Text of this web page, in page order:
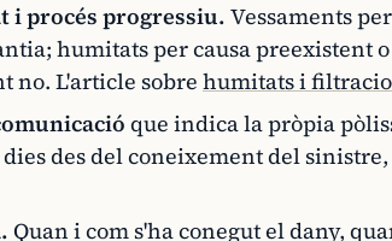
i procés progressiu. Vessaments
humitats per causa preexistent
no. L'article sobre humitats i
que indica la pròpia
dies des del coneixement del
Quan i com s'ha conegut el dany,